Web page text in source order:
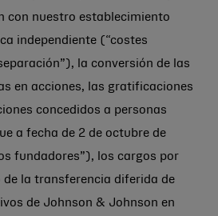
con nuestro establecimiento
independiente (“costes
la conversión de las
en acciones, las gratificaciones
concedidos a personas
a fecha de 2 de octubre de
fundadores”), los cargos por
la transferencia diferida de
de Johnson & Johnson en